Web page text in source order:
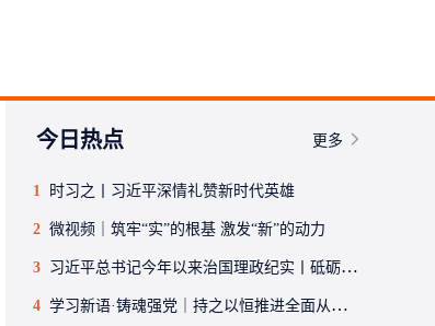
今日热点 更多
1 时习之丨习近平深情礼赞新时代英雄
2 微视频｜筑牢“实”的根基 激发“新”的动力
3 习近平总书记今年以来治国理政纪实丨砥砺初心使命 把党建设得更加坚强有力
4 学习新语·铸魂强党｜持之以恒推进全面从严治党